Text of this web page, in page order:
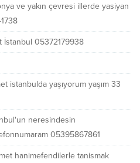
ve yakın çevresi illerde yasiyan
İstanbul 05372179938
istanbulda yaşıyorum yaşım 33
neresindesin
05395867861
hanimefendilerle tanismak